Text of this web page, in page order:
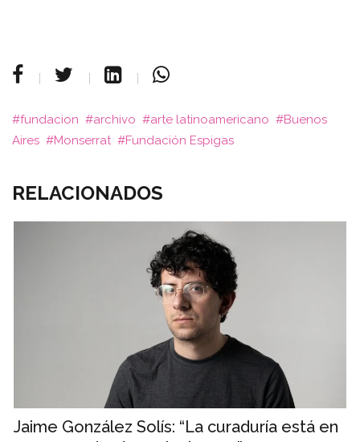
fundacion archivo arte latinoamericano
Buenos
Aires
Monserrat Fundación Espigas
RELACIONADOS
Jaime González Solís: “La curaduría está en